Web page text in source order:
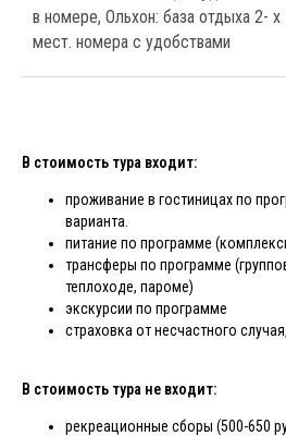
в номере, Ольхон: база отдыха 2- х
мест. номера с удобствами
В стоимость тура входит:
проживание в гостиницах по
варианта.
питание по программе
трансферы по программе
теплоходе, пароме)
экскурсии по программе
страховка от несчастного
В стоимость тура не входит:
рекреационные сборы (500-650